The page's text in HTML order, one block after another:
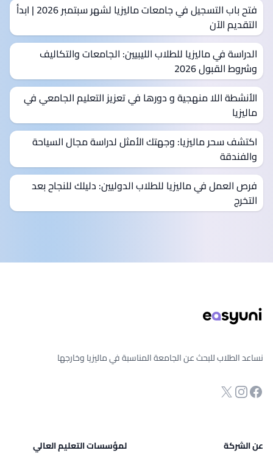
فتح باب التسجيل في جامعات ماليزيا لشهر سبتمبر 2026 | ابدأ
التقديم الآن
الدراسة في ماليزيا للطلاب الليبيين: الجامعات والتكاليف
وشروط القبول 2026
الأنشطة اللا منهجية و دورها في تعزيز التعليم الجامعي في
ماليزيا
اكتشف سحر ماليزيا: وجهتك الأمثل لدراسة مجال السياحة
والفندقة
فرص العمل في ماليزيا للطلاب الدوليين: دليلك للنجاح بعد
التخرج
نساعد الطلاب للبحث عن الجامعة المناسبة في ماليزيا وخارجها
صفحة الفيسبوك
انستجرام
Twitter
عن الشركة
لمؤسسات التعليم العالي